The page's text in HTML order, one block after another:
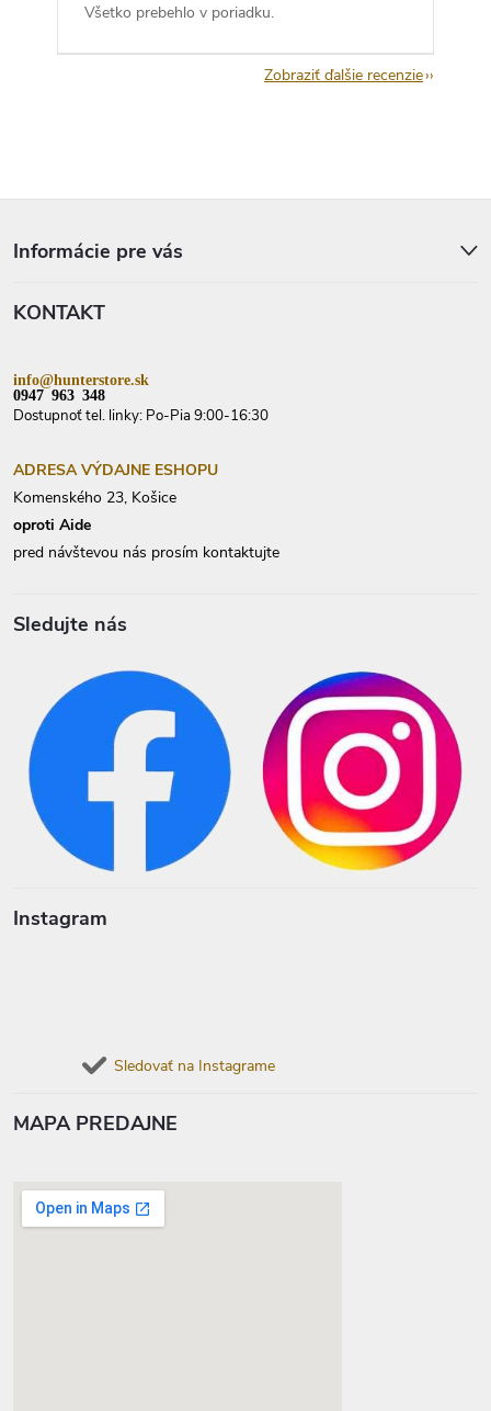
Všetko prebehlo v poriadku.
Zobraziť ďalšie recenzie
Informácie pre vás
KONTAKT
info@hunterstore.sk
0947 963 348
Dostupnoť tel. linky: Po-Pia 9:00-16:30
ADRESA VÝDAJNE ESHOPU
Komenského 23, Košice
oproti Aide
pred návštevou nás prosím kontaktujte
Sledujte nás
Instagram
Sledovať na Instagrame
MAPA PREDAJNE